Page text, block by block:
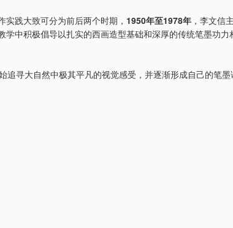
实践大致可分为前后两个时期， 1950年至1978年 ，李文信
学中积极倡导以扎实的西画造型基础和深厚的传统笔墨功力
追寻大自然中极其平凡的视觉感受，并逐渐形成自己的笔